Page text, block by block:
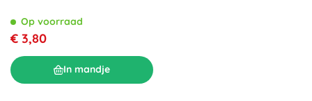
Op voorraad
€ 3,80
In mandje